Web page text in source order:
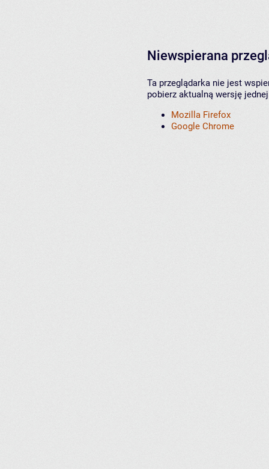
Niewspierana
Ta przeglądarka nie jest
pobierz aktualną wersję
Mozilla Firefox
Google Chrome